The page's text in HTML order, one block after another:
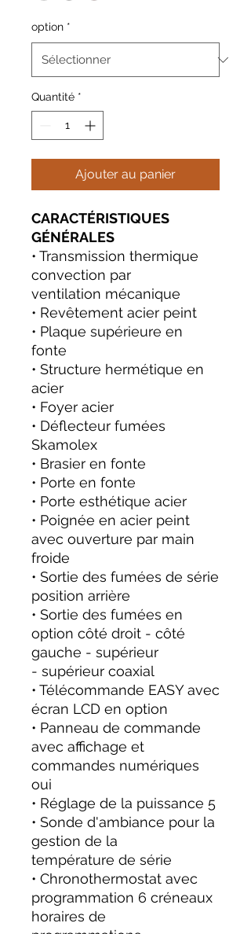
option *
Quantité *
Ajouter au panier
CARACTÉRISTIQUES
GÉNÉRALES
• Transmission thermique
convection par
ventilation mécanique
• Revêtement acier peint
• Plaque supérieure en
fonte
• Structure hermétique en
acier
• Foyer acier
• Déflecteur fumées
Skamolex
• Brasier en fonte
• Porte en fonte
• Porte esthétique acier
• Poignée en acier peint
avec ouverture par main
froide
• Sortie des fumées de série
position arrière
• Sortie des fumées en
option côté droit - côté
gauche - supérieur
- supérieur coaxial
• Télécommande EASY avec
écran LCD en option
• Panneau de commande
avec affichage et
commandes numériques
oui
• Réglage de la puissance 5
• Sonde d'ambiance pour la
gestion de la
température de série
• Chronothermostat avec
programmation 6 créneaux
horaires de